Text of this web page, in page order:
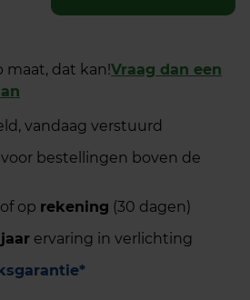
maat, dat kan!Vraag dan een
vandaag verstuurd
voor bestellingen boven de
op rekening (30 dagen)
ervaring in verlichting